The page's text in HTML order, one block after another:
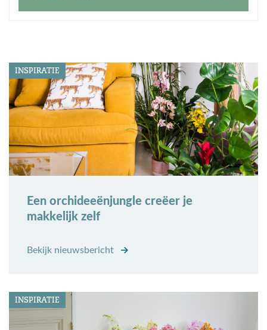
INSPIRATIE
Een orchideeënjungle creëer je
makkelijk zelf
Bekijk nieuwsbericht
INSPIRATIE